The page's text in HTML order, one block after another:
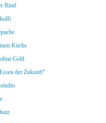
Rind
Küche
Geld
der Zukunft"